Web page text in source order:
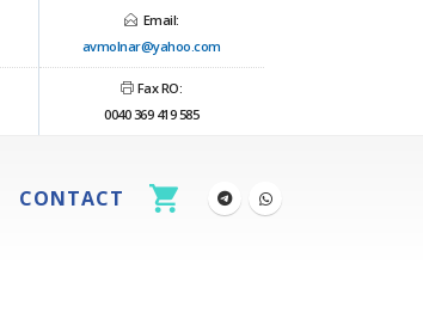
Email:
avmolnar@yahoo.com
Fax RO:
0040 369 419 585
CONTACT